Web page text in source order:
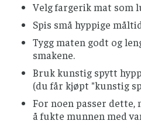
Velg fargerik mat som
Spis små hyppige
Tygg maten godt og
smakene.
Bruk kunstig spytt
(du får kjøpt "kunstig
For noen passer
å fukte munnen med